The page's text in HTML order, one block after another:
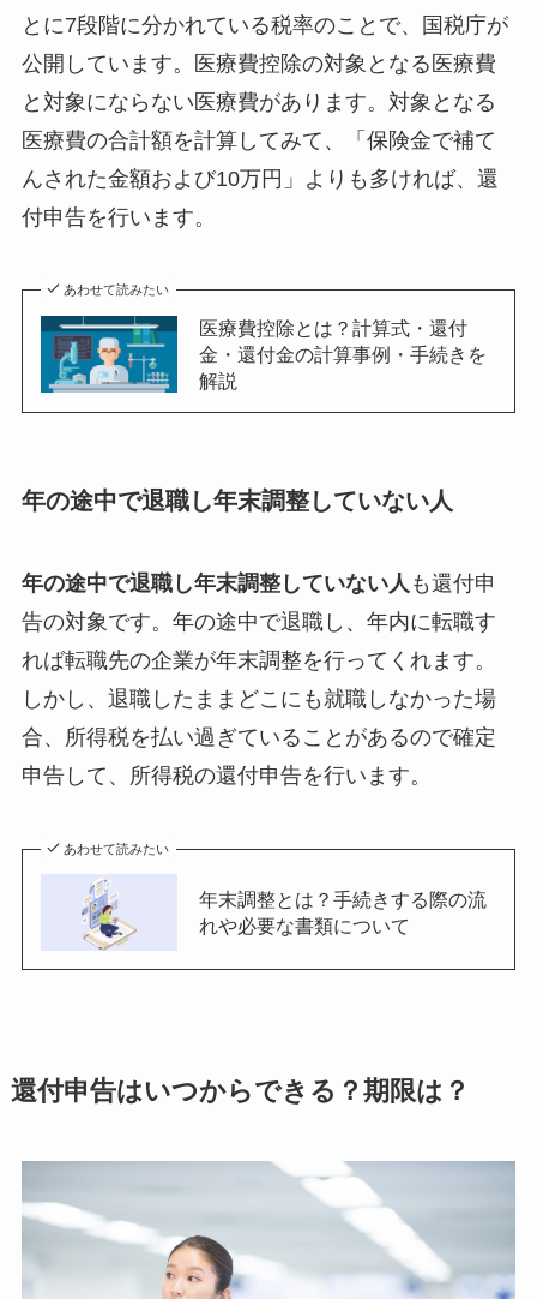
とに7段階に分かれている税率のことで、国税庁が
公開しています。医療費控除の対象となる医療費
と対象にならない医療費があります。対象となる
医療費の合計額を計算してみて、「保険金で補て
んされた金額および10万円」よりも多ければ、還
付申告を行います。
あわせて読みたい
医療費控除とは？計算式・還付
金・還付金の計算事例・手続きを
解説
年の途中で退職し年末調整していない人
年の途中で退職し年末調整していない人 も還付申
告の対象です。年の途中で退職し、年内に転職す
れば転職先の企業が年末調整を行ってくれます。
しかし、退職したままどこにも就職しなかった場
合、所得税を払い過ぎていることがあるので確定
申告して、所得税の還付申告を行います。
あわせて読みたい
年末調整とは？手続きする際の流
れや必要な書類について
還付申告はいつからできる？期限は？